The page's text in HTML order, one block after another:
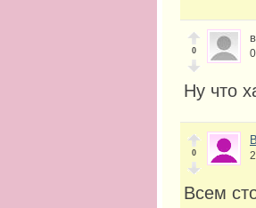
0
Ну что
0
Всем